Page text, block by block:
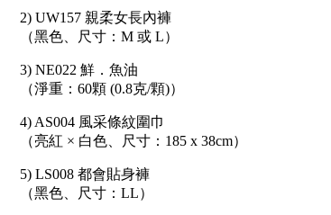
2) UW157 親柔女長內褲
（黑色、尺寸：M 或 L）
3) NE022 鮮．魚油
（淨重：60顆 (0.8克/顆)）
4) AS004 風采條紋圍巾
（亮紅 × 白色、尺寸：185 x 38cm）
5) LS008 都會貼身褲
（黑色、尺寸：LL）